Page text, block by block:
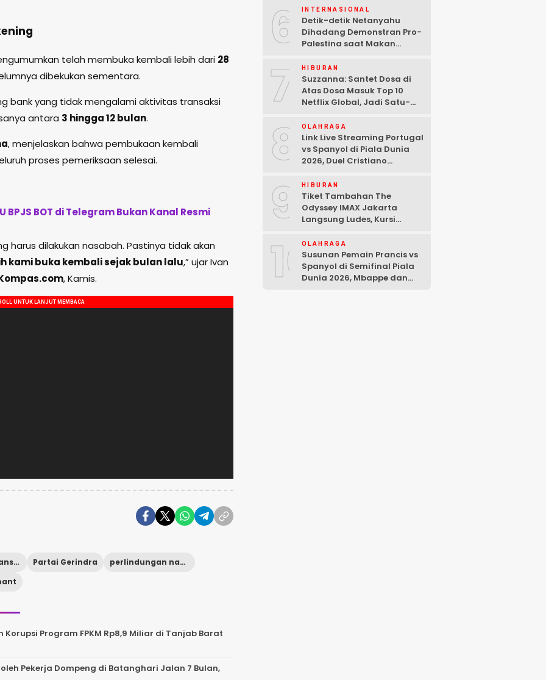
telah membuka kembali lebih dari 28
dibekukan sementara.
bank yang tidak mengalami aktivitas transaksi
antara 3 hingga 12 bulan.
, menjelaskan bahwa pembukaan kembali
proses pemeriksaan selesai.
BPJS BOT di Telegram Bukan Kanal Resmi
harus dilakukan nasabah. Pastinya tidak akan
kami buka kembali sejak bulan lalu,” ujar Ivan
, Kamis.
kejahatan finansial Partai Gerindra
perlindungan nasabah bank
Program FPKM Rp8,9 Miliar di Tanjab Barat
Pekerja Dompeng di Batanghari Jalan 7 Bulan,
6 INTERNASIONAL
Detik-detik Netanyahu
Dihadang Demonstran Pro-
Palestina saat Makan
7 HIBURAN
Suzzanna: Santet Dosa di
Atas Dosa Masuk Top 10
Netflix Global, Jadi Satu-
8 OLAHRAGA
Link Live Streaming Portugal
vs Spanyol di Piala Dunia
2026, Duel Cristiano
9 HIBURAN
Tiket Tambahan The
Odyssey IMAX Jakarta
Langsung Ludes, Kursi
10OLAHRAGA
Susunan Pemain Prancis vs
Spanyol di Semifinal Piala
Dunia 2026, Mbappe dan